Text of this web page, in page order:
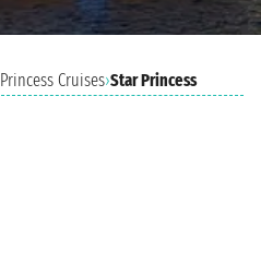
Princess Cruises›Star Princess